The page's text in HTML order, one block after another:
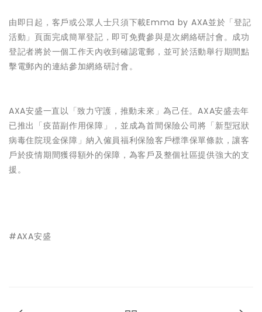
由即日起，客戶或公眾人士只須下載Emma by AXA並於「登記
活動」頁面完成簡單登記，即可免費參與是次網絡研討會。成功
登記者將於一個工作天內收到確認電郵，並可於活動舉行期間點
擊電郵內的連結參加網絡研討會。
AXA安盛一直以「致力守護，推動未來」為己任。AXA安盛去年
已推出「疫苗副作用保障」，並成為首間保險公司將「新型冠狀
病毒住院現金保障」納入僱員福利保險客戶標準保單條款，讓客
戶於疫情期間獲得額外的保障，為客戶及整個社區提供強大的支
援。
#AXA安盛